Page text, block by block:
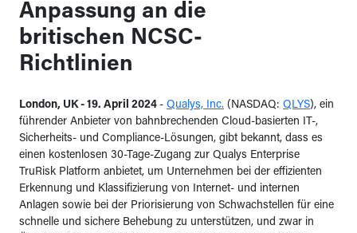
Anpassung an die
britischen NCSC-
Richtlinien
London, UK - 19. April 2024 - Qualys, Inc. (NASDAQ: QLYS), ein
führender Anbieter von bahnbrechenden Cloud-basierten IT-,
Sicherheits- und Compliance-Lösungen, gibt bekannt, dass es
einen kostenlosen 30-Tage-Zugang zur Qualys Enterprise
TruRisk Platform anbietet, um Unternehmen bei der effizienten
Erkennung und Klassifizierung von Internet- und internen
Anlagen sowie bei der Priorisierung von Schwachstellen für eine
schnelle und sichere Behebung zu unterstützen, und zwar in